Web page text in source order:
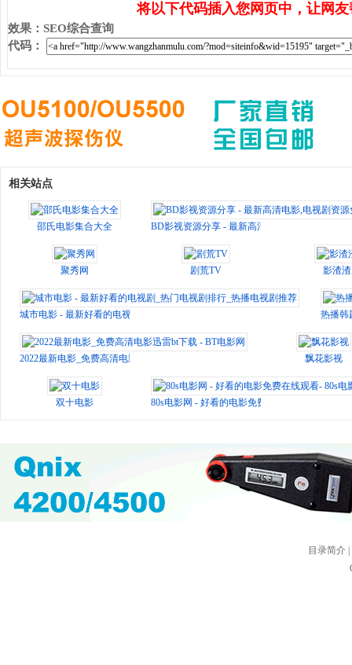
将以下代码插入您网页中，让网
效果 ： SEO综合查询
代码 ：
相关站点
邵氏电影集合大全 BD影视资源分享 - 最新高清电影,电视剧资源免
聚秀网 剧荒TV 影渣渣
城市电影 - 最新好看的电视剧_热门电视剧排行_热播电视剧推荐 热播韩
2022最新电影_免费高清电影迅雷bt下载 - BT电影网 飘花影视
双十电影 80s电影网 - 好看的电影免费在线观看- 80s电影
目录简介